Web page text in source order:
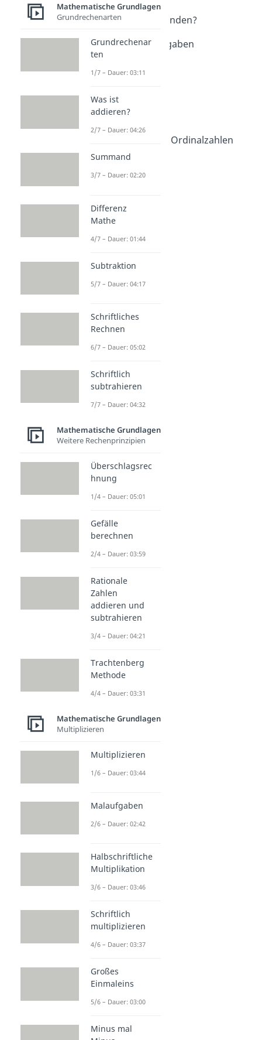
Dauer: 04:40
Wer hat Mathe erfunden?
Schwere Matheaufgaben
Dauer: 04:24
Ziffern
Dauer: 04:12
Große Zahlen
Dauer: 03:38
Kardinalzahlen und Ordinalzahlen
Mathematische Grundlagen
Grundrechenarten
Grundrechenar
ten
1/7 – Dauer: 03:11
Was ist
addieren?
2/7 – Dauer: 04:26
Summand
3/7 – Dauer: 02:20
Differenz
Mathe
4/7 – Dauer: 01:44
Subtraktion
5/7 – Dauer: 04:17
Schriftliches
Rechnen
6/7 – Dauer: 05:02
Schriftlich
subtrahieren
7/7 – Dauer: 04:32
Mathematische Grundlagen
Weitere Rechenprinzipien
Überschlagsrec
hnung
1/4 – Dauer: 05:01
Gefälle
berechnen
2/4 – Dauer: 03:59
Rationale
Zahlen
addieren und
subtrahieren
3/4 – Dauer: 04:21
Trachtenberg
Methode
4/4 – Dauer: 03:31
Mathematische Grundlagen
Multiplizieren
Multiplizieren
1/6 – Dauer: 03:44
Malaufgaben
2/6 – Dauer: 02:42
Halbschriftliche
Multiplikation
3/6 – Dauer: 03:46
Schriftlich
multiplizieren
4/6 – Dauer: 03:37
Großes
Einmaleins
5/6 – Dauer: 03:00
Minus mal